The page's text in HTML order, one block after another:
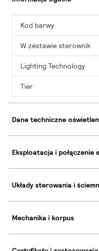
Kod barwy
W zestawie sterownik
Lighting Technology
Tier
Dane techniczne
Eksploatacja i połączenie
Układy sterowania i
Mechanika i korpus